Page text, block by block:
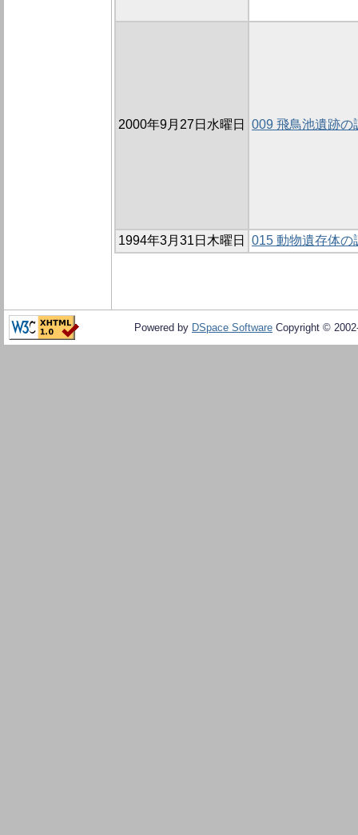
2000年9月27日水曜日 009 飛鳥池遺跡
1994年3月31日木曜日 015 動物遺存体の
Powered by DSpace Software Copyright ©